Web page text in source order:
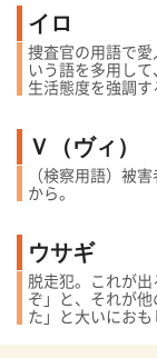
イロ
捜査官の用語で
いう語を多用し
生活態度を強調す
Ｖ（ヴィ）
（検察用語）被
から。
ウサギ
脱走犯。これが
ぞ」と、それが
た」と大いにおも